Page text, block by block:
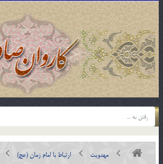
مهدویت ارتباط با امام زمان (عج)